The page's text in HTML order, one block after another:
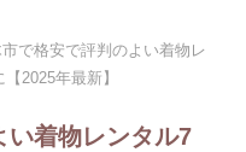
で格安で評判のよい着物レ
2025年最新】
い着物レンタル7